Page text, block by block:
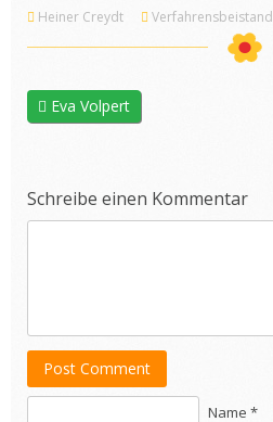
Heiner Creydt Verfahrensbeistand
Eva Volpert
Schreibe einen Kommentar
Post Comment
Name *